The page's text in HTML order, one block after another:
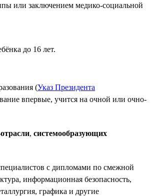
или заключением медико-социальной
до 16 лет.
(Указ Президента
впервые, учится на очной или очно-
, системообразующих
с дипломами по смежной
информационная безопасность,
графика и другие